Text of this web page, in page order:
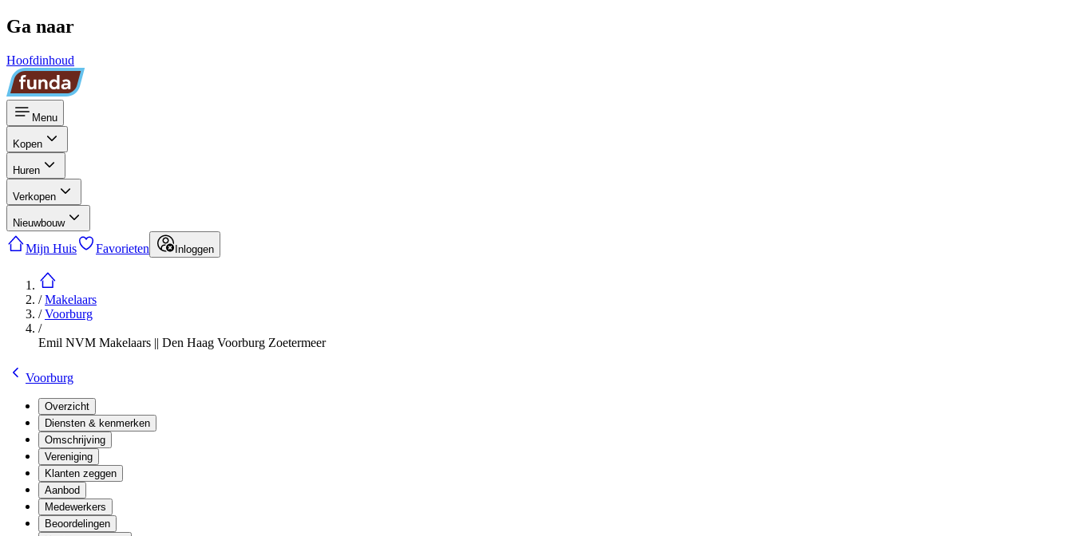
Ga naar
Hoofdinhoud
Menu
Kopen
Huren
Verkopen
Nieuwbouw
Mijn Huis Favorieten Inloggen
/Makelaars
/Voorburg
/
Emil NVM Makelaars || Den Haag Voorburg Zoetermeer
Voorburg
Overzicht
Diensten & kenmerken
Omschrijving
Vereniging
Klanten zeggen
Aanbod
Medewerkers
Beoordelingen